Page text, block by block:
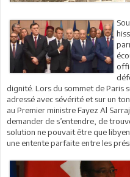
dignité. Lors du sommet de Paris
adressé avec sévérité et sur un
au Premier ministre Fayez Al
demander de s’entendre, de
solution ne pouvait être que
une entente parfaite entre les